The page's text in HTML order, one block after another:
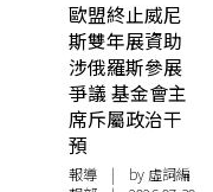
歐盟終止威尼
斯雙年展資助
涉俄羅斯參展
爭議 基金會主
席斥屬政治干
預
報導 | by 虛詞編